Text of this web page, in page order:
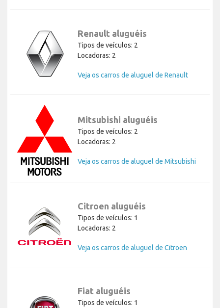
Renault aluguéis
Tipos de veículos: 2
Locadoras: 2
Veja os carros de aluguel de Renault
Mitsubishi aluguéis
Tipos de veículos: 2
Locadoras: 2
Veja os carros de aluguel de Mitsubishi
Citroen aluguéis
Tipos de veículos: 1
Locadoras: 2
Veja os carros de aluguel de Citroen
Fiat aluguéis
Tipos de veículos: 1